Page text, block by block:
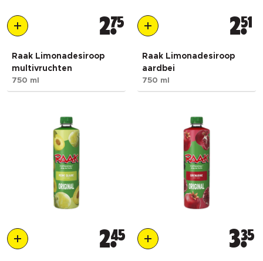
275
Raak Limonadesiroop
multivruchten
750 ml
251
Raak Limonadesiroop
aardbei
750 ml
245 335